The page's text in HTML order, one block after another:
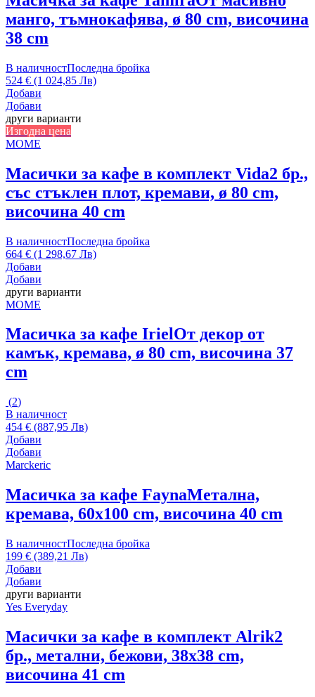
манго, тъмнокафява, ø 80 cm, височина
38 cm
В наличностПоследна бройка
524 € (1 024,85 Лв)
Добави
Добави
други варианти
Изгодна цена
MOME
Масички за кафе в комплект Vida2 бр.,
със стъклен плот, кремави, ø 80 cm,
височина 40 cm
В наличностПоследна бройка
664 € (1 298,67 Лв)
Добави
Добави
други варианти
MOME
Масичка за кафе IrielОт декор от
камък, кремава, ø 80 cm, височина 37
cm
(2)
В наличност
454 € (887,95 Лв)
Добави
Добави
Marckeric
Масичка за кафе FaynaМетална,
кремава, 60x100 cm, височина 40 cm
В наличностПоследна бройка
199 € (389,21 Лв)
Добави
Добави
други варианти
Yes Everyday
Масички за кафе в комплект Alrik2
бр., метални, бежови, 38x38 cm,
височина 41 cm